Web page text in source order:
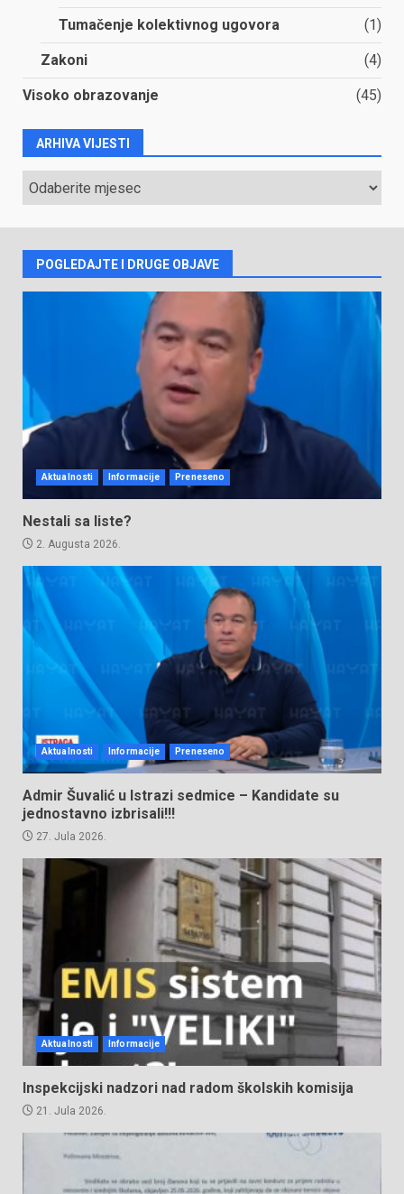
Tumačenje kolektivnog ugovora (1)
Zakoni (4)
Visoko obrazovanje (45)
ARHIVA VIJESTI
ARHIVA
VIJESTI
POGLEDAJTE I DRUGE OBJAVE
Aktualnosti Informacije Preneseno
Nestali sa liste?
2. Augusta 2026.
Aktualnosti Informacije Preneseno
Admir Šuvalić u Istrazi sedmice – Kandidate su
jednostavno izbrisali!!!
27. Jula 2026.
Aktualnosti Informacije
Inspekcijski nadzori nad radom školskih komisija
21. Jula 2026.